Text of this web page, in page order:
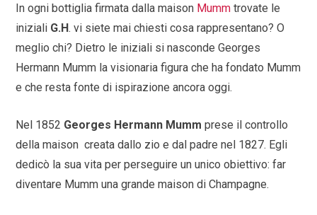
In ogni bottiglia firmata dalla maison Mumm trovate le
iniziali G.H. vi siete mai chiesti cosa rappresentano? O
meglio chi? Dietro le iniziali si nasconde Georges
Hermann Mumm la visionaria figura che ha fondato Mumm
e che resta fonte di ispirazione ancora oggi.
Nel 1852 Georges Hermann Mumm prese il controllo
della maison creata dallo zio e dal padre nel 1827. Egli
dedicò la sua vita per perseguire un unico obiettivo: far
diventare Mumm una grande maison di Champagne.